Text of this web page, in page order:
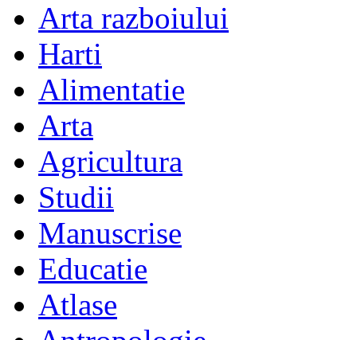
Arta razboiului
Harti
Alimentatie
Arta
Agricultura
Studii
Manuscrise
Educatie
Atlase